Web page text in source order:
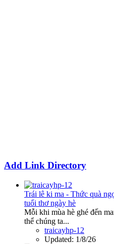
Add Link Directory
Trái lê ki ma - Thức quà
tuổi thơ ngày hè
Mỗi khi mùa hè ghé đến
thể chúng ta...
traicayhp-12
Updated: 1/8/26